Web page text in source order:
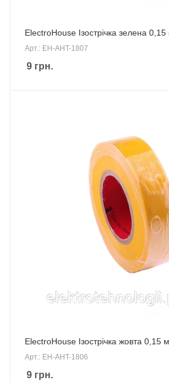
ElectroHouse Ізострічка зелена
Арт.: EH-AHT-1807
9 грн.
ElectroHouse Ізострічка жовта
Арт.: EH-AHT-1806
9 грн.